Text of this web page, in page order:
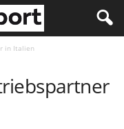
in Italien